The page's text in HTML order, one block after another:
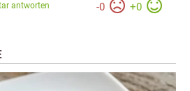
-0 +0
antworten